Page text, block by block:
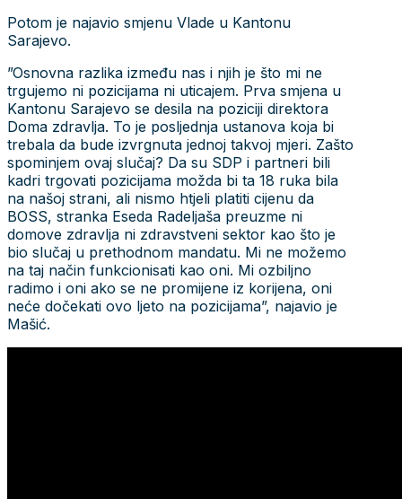
Potom je najavio smjenu Vlade u Kantonu
Sarajevo.
”Osnovna razlika između nas i njih je što mi ne
trgujemo ni pozicijama ni uticajem. Prva smjena u
Kantonu Sarajevo se desila na poziciji direktora
Doma zdravlja. To je posljednja ustanova koja bi
trebala da bude izvrgnuta jednoj takvoj mjeri. Zašto
spominjem ovaj slučaj? Da su SDP i partneri bili
kadri trgovati pozicijama možda bi ta 18 ruka bila
na našoj strani, ali nismo htjeli platiti cijenu da
BOSS, stranka Eseda Radeljaša preuzme ni
domove zdravlja ni zdravstveni sektor kao što je
bio slučaj u prethodnom mandatu. Mi ne možemo
na taj način funkcionisati kao oni. Mi ozbiljno
radimo i oni ako se ne promijene iz korijena, oni
neće dočekati ovo ljeto na pozicijama”, najavio je
Mašić.